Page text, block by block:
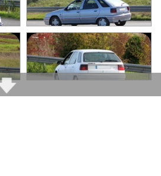
en terme de fonctionnalités mais